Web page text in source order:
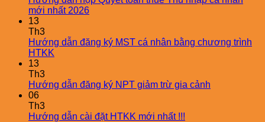
mới nhất 2026
13
Th3
Hướng dẫn đăng ký MST cá nhân bằng chương trình
HTKK
13
Th3
Hướng dẫn đăng ký NPT giảm trừ gia cảnh
06
Th3
Hướng dẫn cài đặt HTKK mới nhất !!!